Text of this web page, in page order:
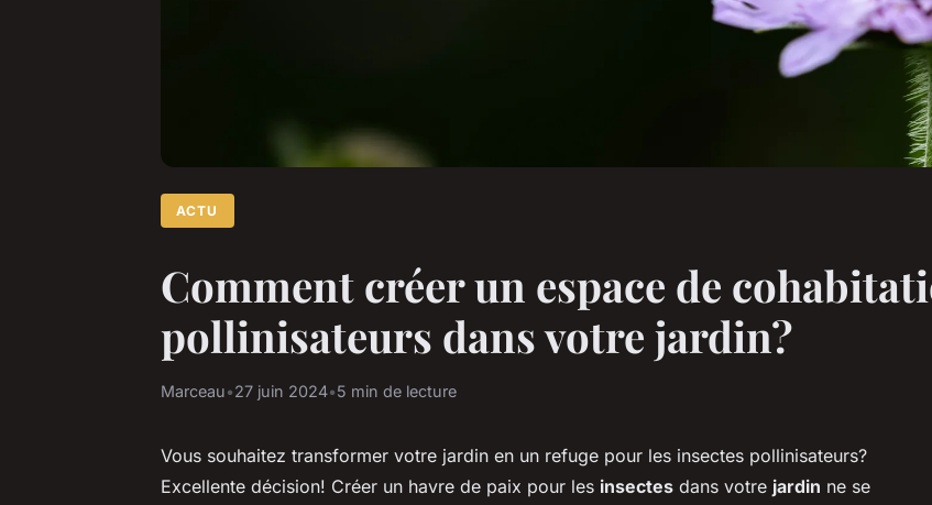
ACTU
Comment créer un espace de
pollinisateurs dans votre jardin?
Marceau•27 juin 2024•5 min de lecture
Vous souhaitez transformer votre jardin en un refuge pour les insectes pollinisateurs?
Excellente décision! Créer un havre de paix pour les insectes dans votre jardin ne se